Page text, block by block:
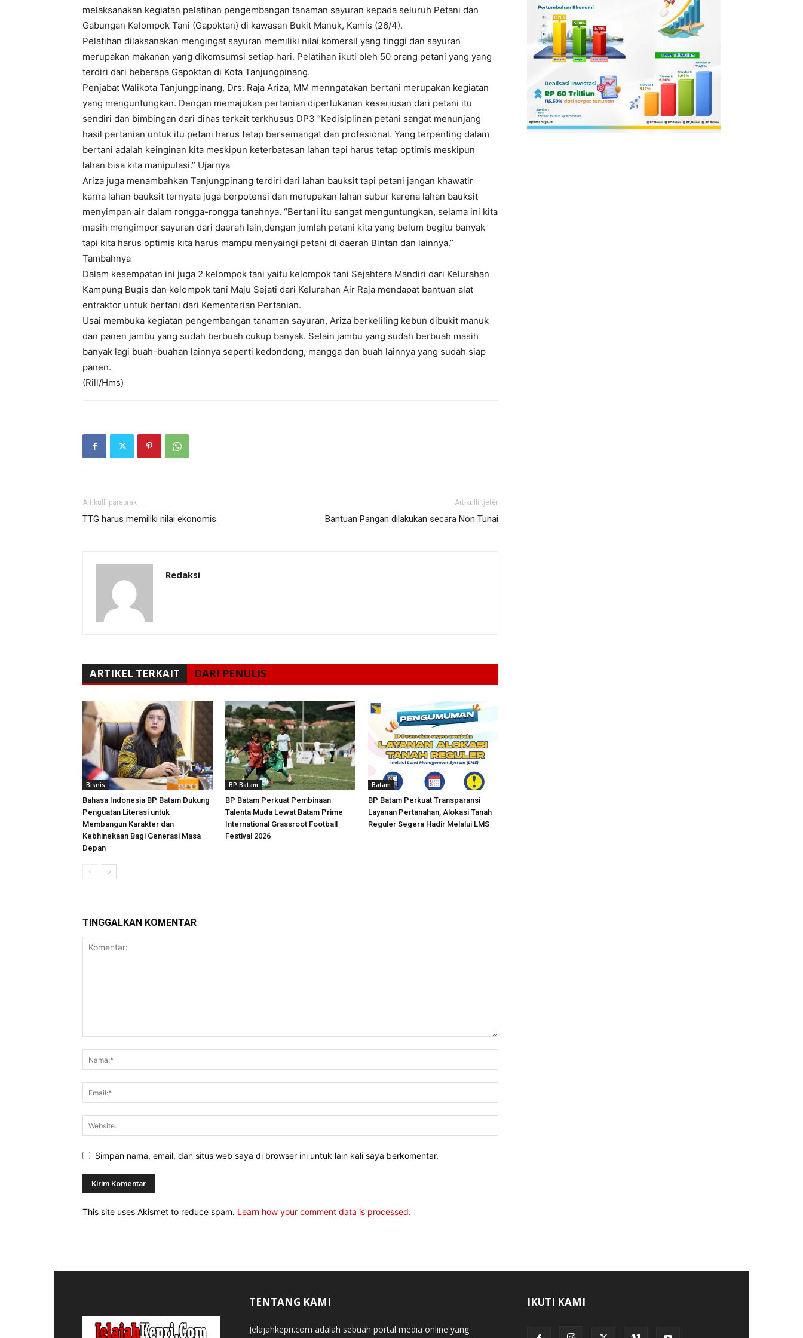
melaksanakan kegiatan pelatihan pengembangan tanaman sayuran kepada seluruh Petani dan
Gabungan Kelompok Tani (Gapoktan) di kawasan Bukit Manuk, Kamis (26/4).
Pelatihan dilaksanakan mengingat sayuran memiliki nilai komersil yang tinggi dan sayuran
merupakan makanan yang dikomsumsi setiap hari. Pelatihan ikuti oleh 50 orang petani yang yang
terdiri dari beberapa Gapoktan di Kota Tanjungpinang.
Penjabat Walikota Tanjungpinang, Drs. Raja Ariza, MM menngatakan bertani merupakan kegiatan
yang menguntungkan. Dengan memajukan pertanian diperlukanan keseriusan dari petani itu
sendiri dan bimbingan dari dinas terkait terkhusus DP3 “Kedisiplinan petani sangat menunjang
hasil pertanian untuk itu petani harus tetap bersemangat dan profesional. Yang terpenting dalam
bertani adalah keinginan kita meskipun keterbatasan lahan tapi harus tetap optimis meskipun
lahan bisa kita manipulasi.” Ujarnya
Ariza juga menambahkan Tanjungpinang terdiri dari lahan bauksit tapi petani jangan khawatir
karna lahan bauksit ternyata juga berpotensi dan merupakan lahan subur karena lahan bauksit
menyimpan air dalam rongga-rongga tanahnya. “Bertani itu sangat menguntungkan, selama ini kita
masih mengimpor sayuran dari daerah lain,dengan jumlah petani kita yang belum begitu banyak
tapi kita harus optimis kita harus mampu menyaingi petani di daerah Bintan dan lainnya.”
Tambahnya
Dalam kesempatan ini juga 2 kelompok tani yaitu kelompok tani Sejahtera Mandiri dari Kelurahan
Kampung Bugis dan kelompok tani Maju Sejati dari Kelurahan Air Raja mendapat bantuan alat
entraktor untuk bertani dari Kementerian Pertanian.
Usai membuka kegiatan pengembangan tanaman sayuran, Ariza berkeliling kebun dibukit manuk
dan panen jambu yang sudah berbuah cukup banyak. Selain jambu yang sudah berbuah masih
banyak lagi buah-buahan lainnya seperti kedondong, mangga dan buah lainnya yang sudah siap
panen.
(Rill/Hms)
Artikulli paraprak
TTG harus memiliki nilai ekonomis
Artikulli tjetër
Bantuan Pangan dilakukan secara Non Tunai
Redaksi
ARTIKEL TERKAIT DARI PENULIS
Bisnis
Bahasa Indonesia BP Batam Dukung
Penguatan Literasi untuk
Membangun Karakter dan
Kebhinekaan Bagi Generasi Masa
Depan
BP Batam
BP Batam Perkuat Pembinaan
Talenta Muda Lewat Batam Prime
International Grassroot Football
Festival 2026
Batam
BP Batam Perkuat Transparansi
Layanan Pertanahan, Alokasi Tanah
Reguler Segera Hadir Melalui LMS
TINGGALKAN KOMENTAR
Simpan nama, email, dan situs web saya di browser ini untuk lain kali saya berkomentar.
This site uses Akismet to reduce spam. Learn how your comment data is processed.
TENTANG KAMI
Jelajahkepri.com adalah sebuah portal media online yang
IKUTI KAMI